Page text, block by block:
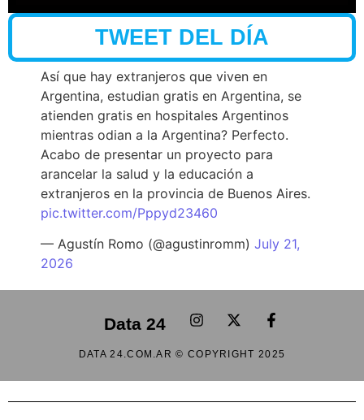
TWEET DEL DÍA
Así que hay extranjeros que viven en
Argentina, estudian gratis en Argentina, se
atienden gratis en hospitales Argentinos
mientras odian a la Argentina? Perfecto.
Acabo de presentar un proyecto para
arancelar la salud y la educación a
extranjeros en la provincia de Buenos Aires.
pic.twitter.com/Pppyd23460
— Agustín Romo (@agustinromm) July 21,
2026
Data 24
DATA 24.COM.AR © COPYRIGHT 2025